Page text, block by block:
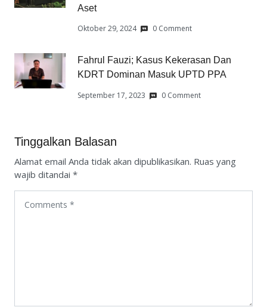
Aset
Oktober 29, 2024 0 Comment
Fahrul Fauzi; Kasus Kekerasan Dan
KDRT Dominan Masuk UPTD PPA
September 17, 2023 0 Comment
Tinggalkan Balasan
Alamat email Anda tidak akan dipublikasikan. Ruas yang
wajib ditandai *